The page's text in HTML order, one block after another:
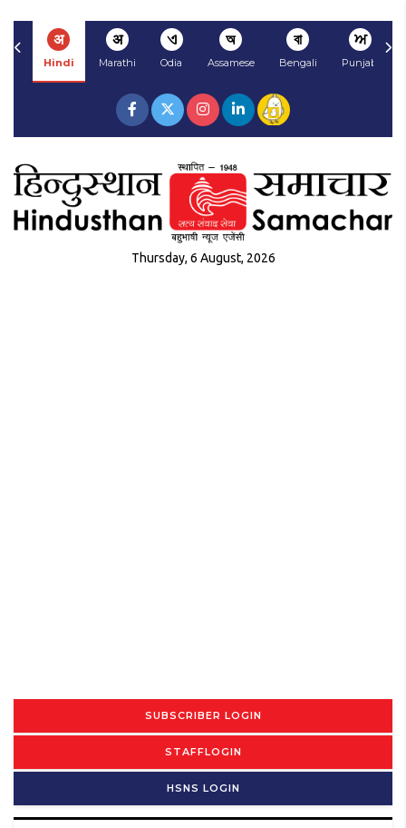
अ
Hindi
अ
Marathi
ଏ
Odia
অ
Assamese
বা
Bengali
ਅ
Punjabi
Thursday, 6 August, 2026
SUBSCRIBER LOGIN
STAFFLOGIN
HSNS LOGIN